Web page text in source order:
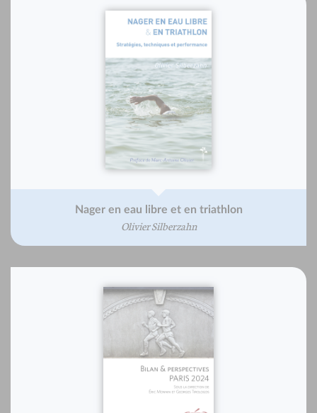
Nager en eau libre et en triathlon
Olivier Silberzahn